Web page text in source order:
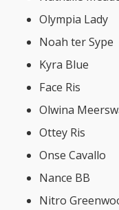
Olympia Lady
Noah ter Sype
Kyra Blue
Face Ris
Olwina
Ottey Ris
Onse Cavallo
Nance BB
Nitro